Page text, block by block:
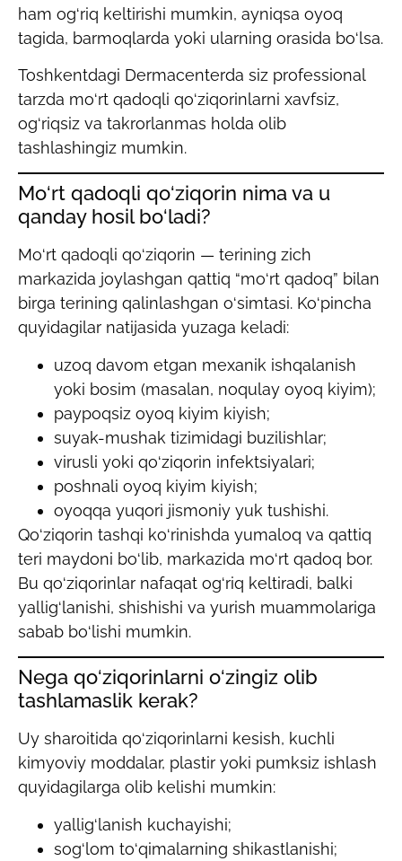
ham og‘riq keltirishi mumkin, ayniqsa oyoq
tagida, barmoqlarda yoki ularning orasida bo‘lsa.
Toshkentdagi Dermacenterda siz professional
tarzda mo‘rt qadoqli qo‘ziqorinlarni xavfsiz,
og‘riqsiz va takrorlanmas holda olib
tashlashingiz mumkin.
Mo‘rt qadoqli qo‘ziqorin nima va u
qanday hosil bo‘ladi?
Mo‘rt qadoqli qo‘ziqorin — terining zich
markazida joylashgan qattiq “mo‘rt qadoq” bilan
birga terining qalinlashgan o‘simtasi. Ko‘pincha
quyidagilar natijasida yuzaga keladi:
uzoq davom etgan mexanik ishqalanish
yoki bosim (masalan, noqulay oyoq kiyim);
paypoqsiz oyoq kiyim kiyish;
suyak-mushak tizimidagi buzilishlar;
virusli yoki qo‘ziqorin infektsiyalari;
poshnali oyoq kiyim kiyish;
oyoqqa yuqori jismoniy yuk tushishi.
Qo‘ziqorin tashqi ko‘rinishda yumaloq va qattiq
teri maydoni bo‘lib, markazida mo‘rt qadoq bor.
Bu qo‘ziqorinlar nafaqat og‘riq keltiradi, balki
yallig‘lanishi, shishishi va yurish muammolariga
sabab bo‘lishi mumkin.
Nega qo‘ziqorinlarni o‘zingiz olib
tashlamaslik kerak?
Uy sharoitida qo‘ziqorinlarni kesish, kuchli
kimyoviy moddalar, plastir yoki pumksiz ishlash
quyidagilarga olib kelishi mumkin:
yallig‘lanish kuchayishi;
sog‘lom to‘qimalarning shikastlanishi;